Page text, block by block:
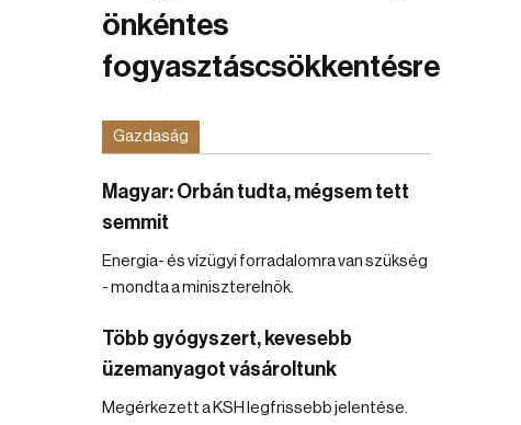
önkéntes
fogyasztáscsökkentésre
Gazdaság
Magyar: Orbán tudta, mégsem tett
semmit
Energia- és vízügyi forradalomra van szükség
- mondta a miniszterelnök.
Több gyógyszert, kevesebb
üzemanyagot vásároltunk
Megérkezett a KSH legfrissebb jelentése.